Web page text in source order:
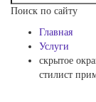
Поиск по сайту
Главная
Услуги
скрытое
стилист